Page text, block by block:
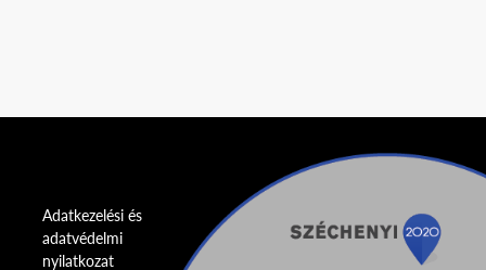
Adatkezelési és
adatvédelmi
nyilatkozat